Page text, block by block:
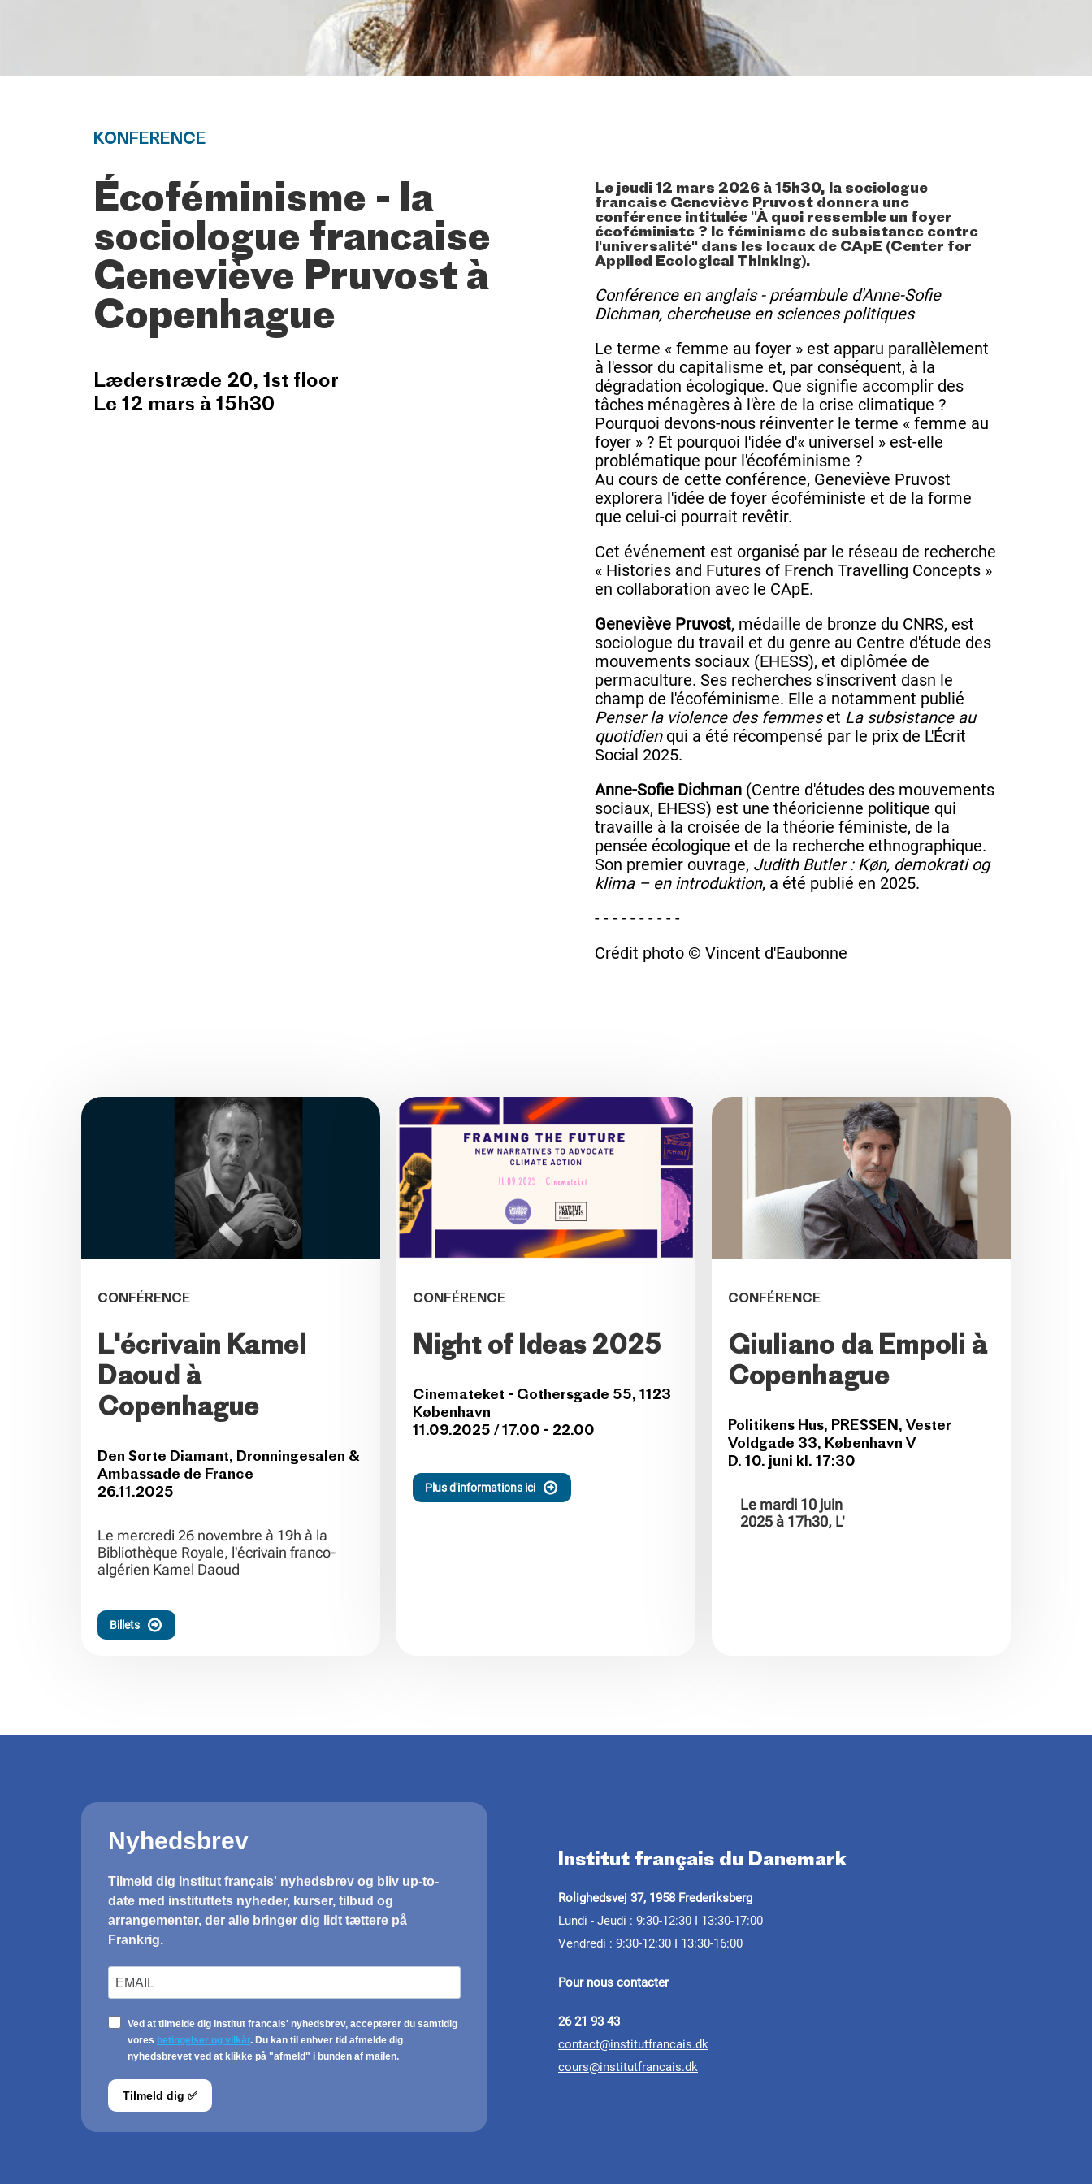
KONFERENCE
Écoféminisme - la
sociologue francaise
Geneviève Pruvost à
Copenhague
Læderstræde 20, 1st floor
Le 12 mars à 15h30
Le jeudi 12 mars 2026 à 15h30, la sociologue
francaise Geneviève Pruvost donnera une
conférence intitulée "À quoi ressemble un foyer
écoféministe ? le féminisme de subsistance contre
l'universalité" dans les locaux de CApE (Center for
Applied Ecological Thinking).
Conférence en anglais - préambule d'Anne-Sofie
Dichman, chercheuse en sciences politiques
Le terme « femme au foyer » est apparu parallèlement
à l'essor du capitalisme et, par conséquent, à la
dégradation écologique. Que signifie accomplir des
tâches ménagères à l'ère de la crise climatique ?
Pourquoi devons-nous réinventer le terme « femme au
foyer » ? Et pourquoi l'idée d'« universel » est-elle
problématique pour l'écoféminisme ?
Au cours de cette conférence, Geneviève Pruvost
explorera l'idée de foyer écoféministe et de la forme
que celui-ci pourrait revêtir.
Cet événement est organisé par le réseau de recherche
« Histories and Futures of French Travelling Concepts »
en collaboration avec le CApE.
Geneviève Pruvost, médaille de bronze du CNRS, est
sociologue du travail et du genre au Centre d'étude des
mouvements sociaux (EHESS), et diplômée de
permaculture. Ses recherches s'inscrivent dasn le
champ de l'écoféminisme. Elle a notamment publié
Penser la violence des femmeset La subsistance au
quotidienqui a été récompensé par le prix de L'Écrit
Social 2025.
Anne-Sofie Dichman (Centre d'études des mouvements
sociaux, EHESS) est une théoricienne politique qui
travaille à la croisée de la théorie féministe, de la
pensée écologique et de la recherche ethnographique.
Son premier ouvrage, Judith Butler : Køn, demokrati og
klima – en introduktion, a été publié en 2025.
- - - - - - - - - -
Crédit photo © Vincent d'Eaubonne
CONFÉRENCE
L'écrivain Kamel
Daoud à
Copenhague
Den Sorte Diamant, Dronningesalen &
Ambassade de France
26.11.2025
Le mercredi 26 novembre à 19h à la
Bibliothèque Royale, l'écrivain franco-
algérien Kamel Daoud
Billets
CONFÉRENCE
Night of Ideas 2025
Cinemateket - Gothersgade 55, 1123
København
11.09.2025 / 17.00 - 22.00
Plus d'informations ici
CONFÉRENCE
Giuliano da Empoli à
Copenhague
Politikens Hus, PRESSEN, Vester
Voldgade 33, København V
D. 10. juni kl. 17:30
Le mardi 10 juin
2025 à 17h30, L'
CONFÉRENCE
Retour sur
l'émancipation des
femmes
KUA & Den Franske Bogcafé
20.11.2024 / 15.00 & 17.30
Le 20 novembre 2024, l'essayiste Véra
Nikolski viendra à Copenhague pour
Institut français du Danemark
Rolighedsvej 37, 1958 Frederiksberg
Lundi - Jeudi : 9:30-12:30 I 13:30-17:00
Vendredi : 9:30-12:30 I 13:30-16:00
Pour nous contacter
26 21 93 43
contact@institutfrancais.dk
cours@institutfrancais.dk